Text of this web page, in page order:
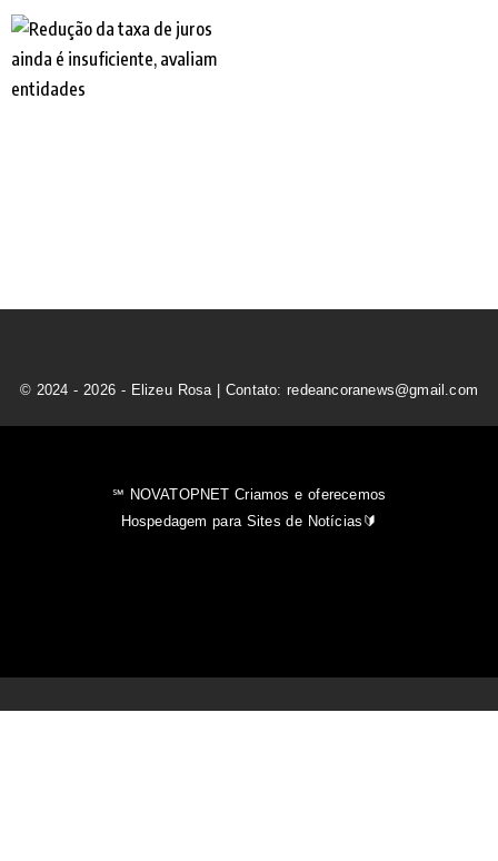
© 2024 - 2026 - Elizeu Rosa | Contato: redeancoranews@gmail.com
℠ NOVATOPNET Criamos e oferecemos
Hospedagem para Sites de Notícias🔰